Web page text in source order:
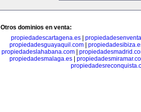
Otros dominios en venta:
propiedadescartagena.es|
propiedadesguayaquil.com
propiedadeslahabana.com|
propiedadesmalaga.es|